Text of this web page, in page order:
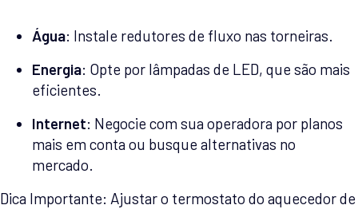
Água: Instale redutores de fluxo nas torneiras.
Energia: Opte por lâmpadas de LED, que são mais
eficientes.
Internet: Negocie com sua operadora por planos
mais em conta ou busque alternativas no
mercado.
Dica Importante: Ajustar o termostato do aquecedor de